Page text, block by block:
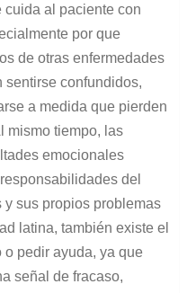
cuida al paciente con
por que
de otras enfermedades
sentirse confundidos,
a medida que pierden
mismo tiempo, las
emocionales
del
sus propios problemas
latina, también existe el
pedir ayuda, ya que
señal de fracaso,